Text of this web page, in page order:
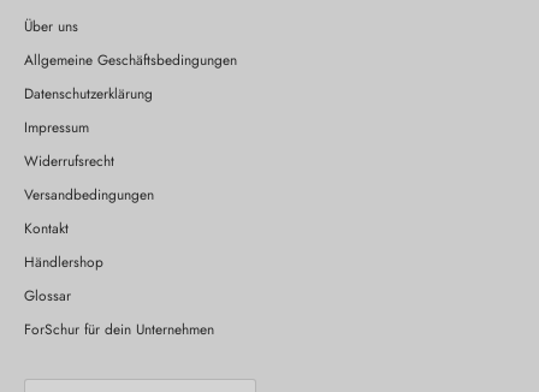
Über uns
Allgemeine Geschäftsbedingungen
Datenschutzerklärung
Impressum
Widerrufsrecht
Versandbedingungen
Kontakt
Händlershop
Glossar
ForSchur für dein Unternehmen